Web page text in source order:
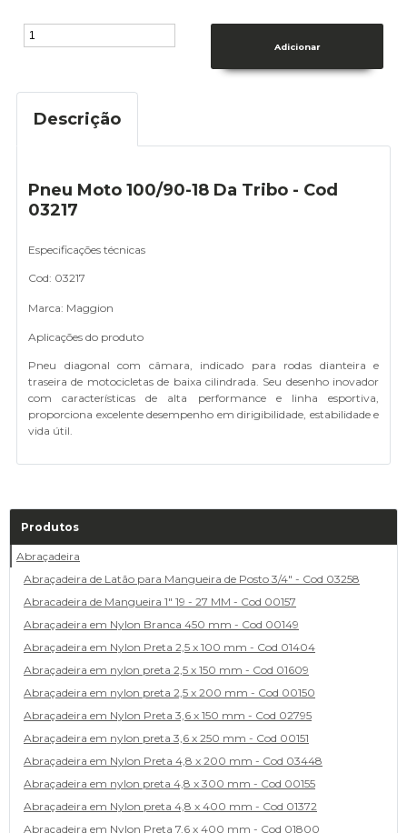
Descrição
Pneu Moto 100/90-18 Da Tribo - Cod
03217
Especificações técnicas
Cod: 03217
Marca: Maggion
Aplicações do produto
Pneu diagonal com câmara, indicado para rodas dianteira e
traseira de motocicletas de baixa cilindrada. Seu desenho inovador
com características de alta performance e linha esportiva,
proporciona excelente desempenho em dirigibilidade, estabilidade e
vida útil.
Produtos
Abraçadeira
Abraçadeira de Latão para Mangueira de Posto 3/4" - Cod 03258
Abracadeira de Mangueira 1" 19 - 27 MM - Cod 00157
Abraçadeira em Nylon Branca 450 mm - Cod 00149
Abraçadeira em Nylon Preta 2,5 x 100 mm - Cod 01404
Abraçadeira em nylon preta 2,5 x 150 mm - Cod 01609
Abraçadeira em nylon preta 2,5 x 200 mm - Cod 00150
Abraçadeira em Nylon Preta 3,6 x 150 mm - Cod 02795
Abraçadeira em nylon preta 3,6 x 250 mm - Cod 00151
Abraçadeira em Nylon Preta 4,8 x 200 mm - Cod 03448
Abraçadeira em nylon preta 4,8 x 300 mm - Cod 00155
Abraçadeira em Nylon preta 4,8 x 400 mm - Cod 01372
Abraçadeira em Nylon Preta 7,6 x 400 mm - Cod 01800